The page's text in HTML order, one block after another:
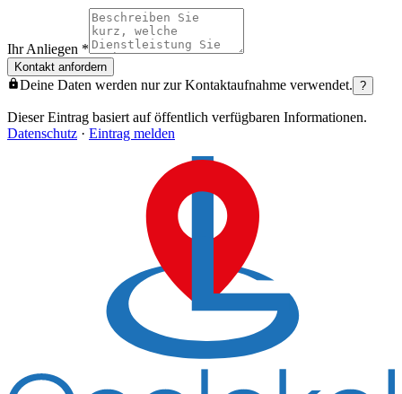
Ihr Anliegen *
Kontakt anfordern
Deine Daten werden nur zur Kontaktaufnahme verwendet. ?
Dieser Eintrag basiert auf öffentlich verfügbaren Informationen.
Datenschutz · Eintrag melden